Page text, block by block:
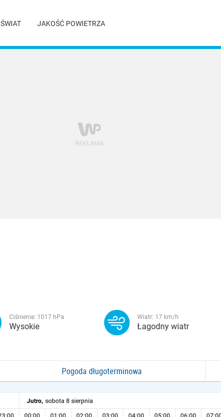
ŚWIAT JAKOŚĆ POWIETRZA
Ciśnienie: 1017 hPa
Wysokie
Wiatr: 17 km/h
Łagodny wiatr
Pogoda długoterminowa